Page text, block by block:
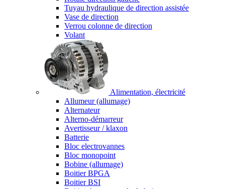
Tuyau hydraulique de direction assistée
Vase de direction
Verrou colonne de direction
Volant
Alimentation, électricité
Allumeur (allumage)
Alternateur
Alterno-démarreur
Avertisseur / klaxon
Batterie
Bloc electrovannes
Bloc monopoint
Bobine (allumage)
Boitier BPGA
Boitier BSI